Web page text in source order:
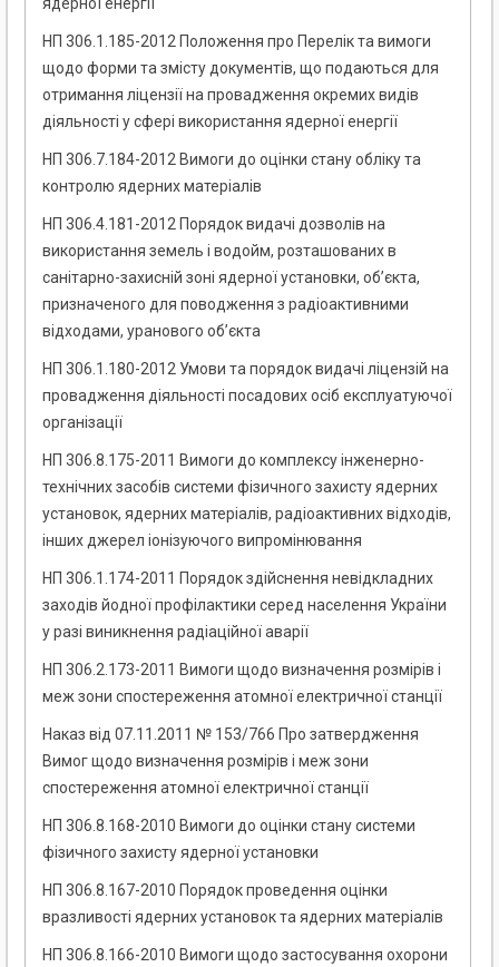
ядерної енергії
НП 306.1.185-2012 Положення про Перелік та вимоги
щодо форми та змісту документів, що подаються для
отримання ліцензії на провадження окремих видів
діяльності у сфері використання ядерної енергії
НП 306.7.184-2012 Вимоги до оцінки стану обліку та
контролю ядерних матеріалів
НП 306.4.181-2012 Порядок видачі дозволів на
використання земель і водойм, розташованих в
санітарно-захисній зоні ядерної установки, об’єкта,
призначеного для поводження з радіоактивними
відходами, уранового об’єкта
НП 306.1.180-2012 Умови та порядок видачі ліцензій на
провадження діяльності посадових осіб експлуатуючої
організації
НП 306.8.175-2011 Вимоги до комплексу інженерно-
технічних засобів системи фізичного захисту ядерних
установок, ядерних матеріалів, радіоактивних відходів,
інших джерел іонізуючого випромінювання
НП 306.1.174-2011 Порядок здійснення невідкладних
заходів йодної профілактики серед населення України
у разі виникнення радіаційної аварії
НП 306.2.173-2011 Вимоги щодо визначення розмірів і
меж зони спостереження атомної електричної станції
Наказ від 07.11.2011 № 153/766 Про затвердження
Вимог щодо визначення розмірів і меж зони
спостереження атомної електричної станції
НП 306.8.168-2010 Вимоги до оцінки стану системи
фізичного захисту ядерної установки
НП 306.8.167-2010 Порядок проведення оцінки
вразливості ядерних установок та ядерних матеріалів
НП 306.8.166-2010 Вимоги щодо застосування охорони